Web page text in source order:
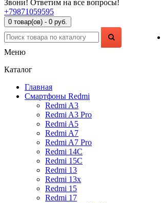
Звони! Ответим на все вопросы!
+79871059595
0 товар(ов) - 0 руб.
Меню
Каталог
Главная
Смартфоны Redmi
Redmi A3
Redmi A3 Pro
Redmi A5
Redmi A7
Redmi A7 Pro
Redmi 14C
Redmi 15C
Redmi 13
Redmi 13x
Redmi 15
Redmi 17